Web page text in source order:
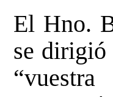
El Hno.
se dirigió